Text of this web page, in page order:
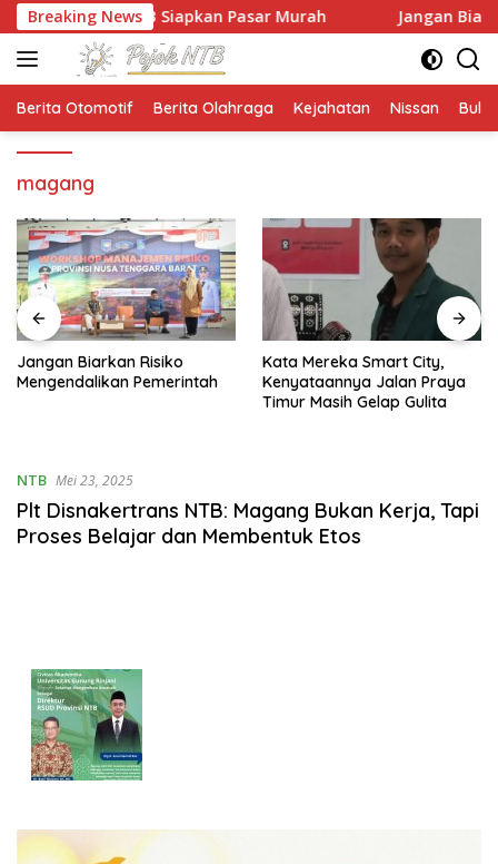
Langsung
ke
konten
Breaking News
NTB Siapkan Pasar Murah Jangan Biarkan
Berita Otomotif Berita Olahraga Kejahatan Nissan
magang
Jangan Biarkan Risiko
Mengendalikan Pemerintah
Kata Mereka Smart City,
Kenyataannya Jalan Praya
Timur Masih Gelap Gulita
NTB Mei 23, 2025
Plt Disnakertrans NTB: Magang Bukan Kerja, Tapi
Proses Belajar dan Membentuk Etos